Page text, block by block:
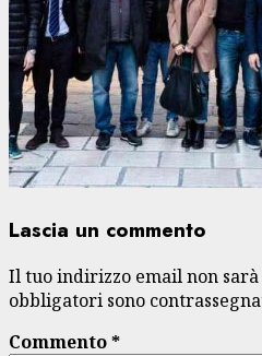
Lascia un commento
Il tuo indirizzo email non
obbligatori sono
Commento*